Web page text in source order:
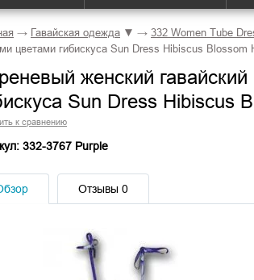
→ Гавайская одежда ▼ → 332 Women Tube
цветами гибискуса Sun Dress Hibiscus Blossom
женский
Sun Dress Hibiscus
к сравнению
332-3767 Purple
Отзывы 0